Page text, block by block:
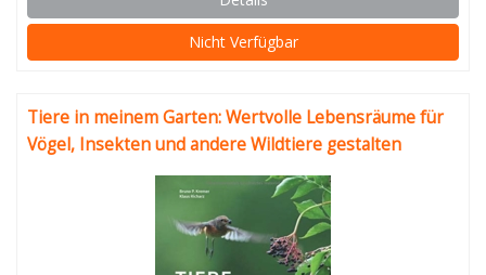
Nicht Verfügbar
Tiere in meinem Garten: Wertvolle Lebensräume für
Vögel, Insekten und andere Wildtiere gestalten